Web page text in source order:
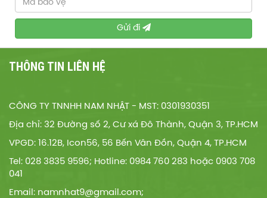
Gửi đi
THÔNG TIN LIÊN HỆ
CÔNG TY TNNHH NAM NHẬT - MST: 0301930351
Địa chỉ: 32 Đường số 2, Cư xá Đô Thành, Quận 3, TP.HCM
VPGD: 16.12B, Icon56, 56 Bến Vân Đồn, Quận 4, TP.HCM
Tel: 028 3835 9596; Hotline: 0984 760 283 hoặc 0903 708
041
Email: namnhat9@gmail.com;